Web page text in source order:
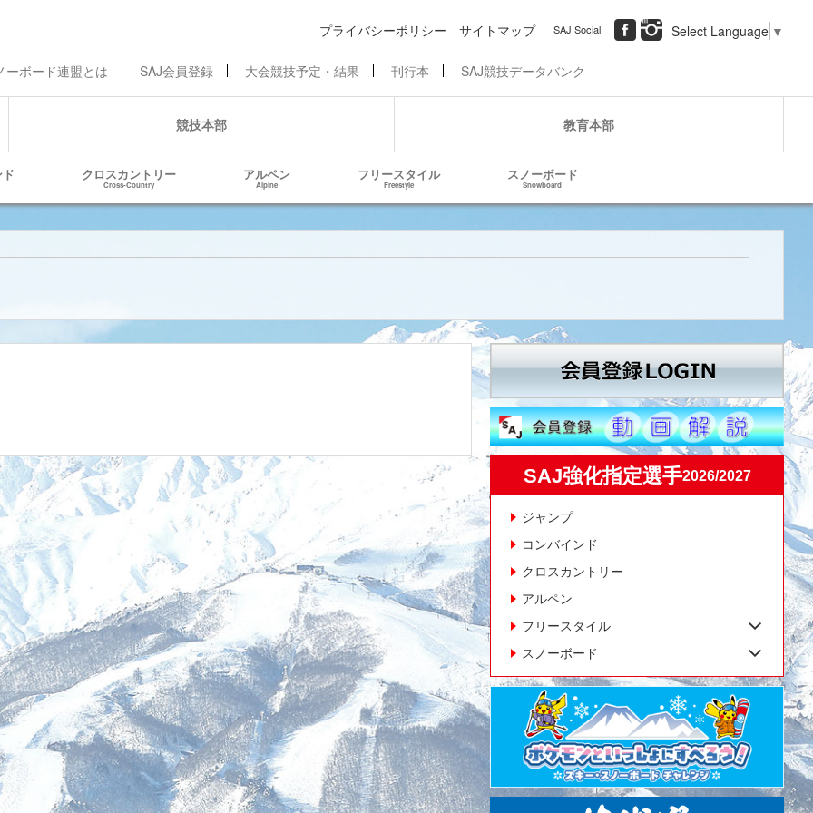
プライバシーポリシー サイトマップ SAJ Social Select Language ▼
ーボード連盟とは SAJ会員登録 大会競技予定・結果 刊行本 SAJ競技データバンク
競技本部 教育本部
クロスカントリー
Cross-Country
アルペン
Alpine
フリースタイル
Freestyle
スノーボード
Snowboard
SAJ強化指定選手2026/2027
ジャンプ
コンバインド
クロスカントリー
アルペン
フリースタイル
スノーボード